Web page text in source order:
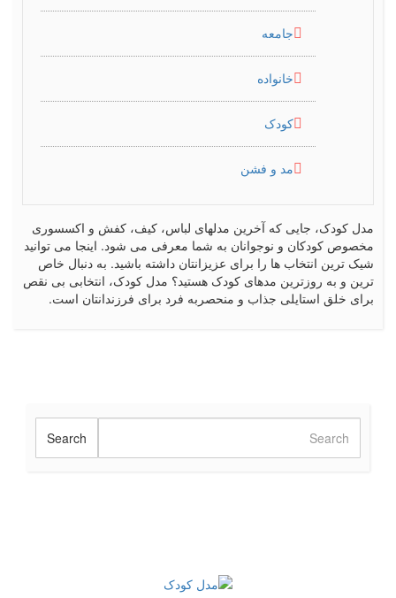
جامعه
خانواده
کودک
مد و فشن
مدل کودک، جایی که آخرین مدلهای لباس، کیف، کفش و اکسسوری
مخصوص کودکان و نوجوانان به شما معرفی می شود. اینجا می توانید
شیک ترین انتخاب ها را برای عزیزانتان داشته باشید. به دنبال خاص
ترین و به روزترین مدهای کودک هستید؟ مدل کودک، انتخابی بی نقص
برای خلق استایلی جذاب و منحصربه فرد برای فرزندانتان است.